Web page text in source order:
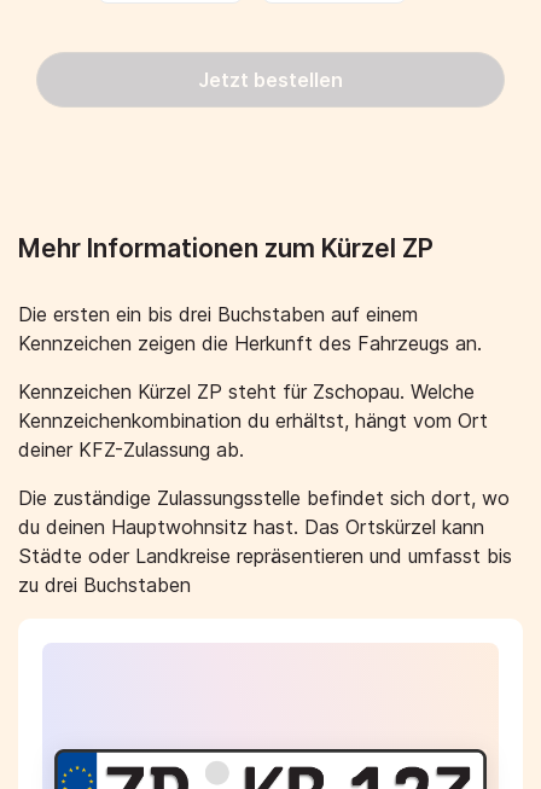
Jetzt bestellen
Mehr Informationen zum Kürzel ZP
Die ersten ein bis drei Buchstaben auf einem
Kennzeichen zeigen die Herkunft des Fahrzeugs an.
Kennzeichen Kürzel ZP steht für Zschopau. Welche
Kennzeichenkombination du erhältst, hängt vom Ort
deiner KFZ-Zulassung ab.
Die zuständige Zulassungsstelle befindet sich dort, wo
du deinen Hauptwohnsitz hast. Das Ortskürzel kann
Städte oder Landkreise repräsentieren und umfasst bis
zu drei Buchstaben